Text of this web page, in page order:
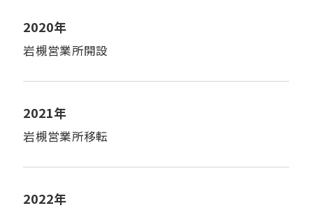
2020年
岩槻営業所開設
2021年
岩槻営業所移転
2022年